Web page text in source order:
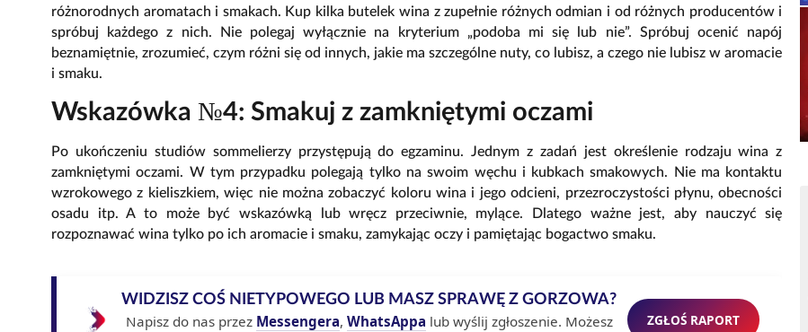
różnorodnych aromatach i smakach. Kup kilka butelek wina z zupełnie różnych odmian i od różnych producentów i
spróbuj każdego z nich. Nie polegaj wyłącznie na kryterium „podoba mi się lub nie”. Spróbuj ocenić napój
beznamiętnie, zrozumieć, czym różni się od innych, jakie ma szczególne nuty, co lubisz, a czego nie lubisz w aromacie
i smaku.
Wskazówka №4: Smakuj z zamkniętymi oczami
Po ukończeniu studiów sommelierzy przystępują do egzaminu. Jednym z zadań jest określenie rodzaju wina z
zamkniętymi oczami. W tym przypadku polegają tylko na swoim węchu i kubkach smakowych. Nie ma kontaktu
wzrokowego z kieliszkiem, więc nie można zobaczyć koloru wina i jego odcieni, przezroczystości płynu, obecności
osadu itp. A to może być wskazówką lub wręcz przeciwnie, mylące. Dlatego ważne jest, aby nauczyć się
rozpoznawać wina tylko po ich aromacie i smaku, zamykając oczy i pamiętając bogactwo smaku.
WIDZISZ COŚ NIETYPOWEGO LUB MASZ SPRAWĘ Z GORZOWA?
Napisz do nas przez Messengera, WhatsAppa lub wyślij zgłoszenie. Możesz
ZGŁOŚ RAPORT